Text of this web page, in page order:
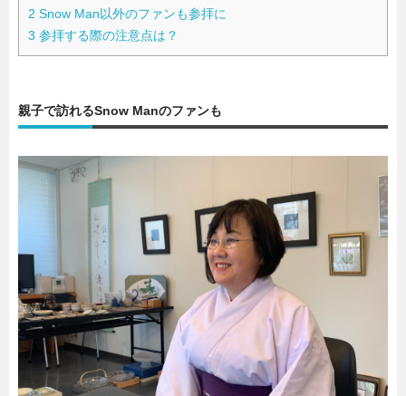
グルメ
暮らし
2 Snow Man以外のファンも参拝に
3 参拝する際の注意点は？
親子で訪れるSnow Manのファンも